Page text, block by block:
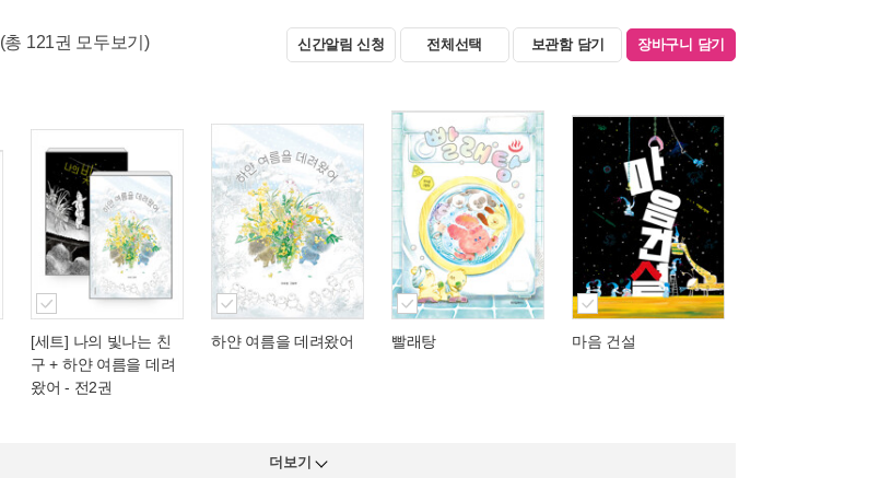
(총 121권 모두보기) 신간알림 신청 전체선택 보관함 담기 장바구니 담기
[세트] 나의 빛나는 친
구 + 하얀 여름을 데려
왔어 - 전2권
하얀 여름을 데려왔어 빨래탕 마음 건설
더보기